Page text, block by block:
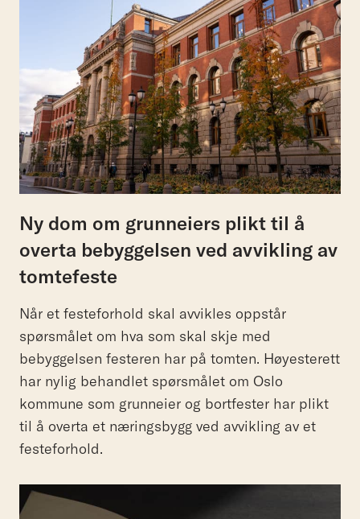
Ny dom om grunneiers plikt til å
overta bebyggelsen ved avvikling av
tomtefeste
Når et festeforhold skal avvikles oppstår
spørsmålet om hva som skal skje med
bebyggelsen festeren har på tomten. Høyesterett
har nylig behandlet spørsmålet om Oslo
kommune som grunneier og bortfester har plikt
til å overta et næringsbygg ved avvikling av et
festeforhold.